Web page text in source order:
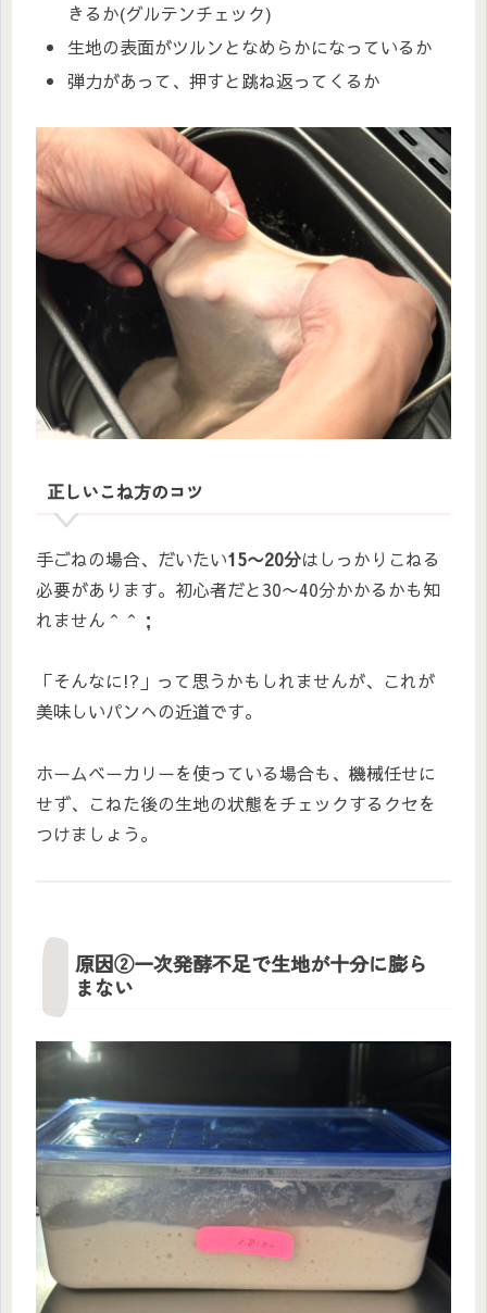
きるか(グルテンチェック)
生地の表面がツルンとなめらかになっているか
弾力があって、押すと跳ね返ってくるか
正しいこね方のコツ
手ごねの場合、だいたい15〜20分はしっかりこねる
必要があります。初心者だと30〜40分かかるかも知
れません＾＾；
「そんなに!?」って思うかもしれませんが、これが
美味しいパンへの近道です。
ホームベーカリーを使っている場合も、機械任せに
せず、こねた後の生地の状態をチェックするクセを
つけましょう。
原因②一次発酵不足で生地が十分に膨ら
まない